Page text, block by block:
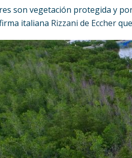
son vegetación protegida y
italiana Rizzani de Eccher